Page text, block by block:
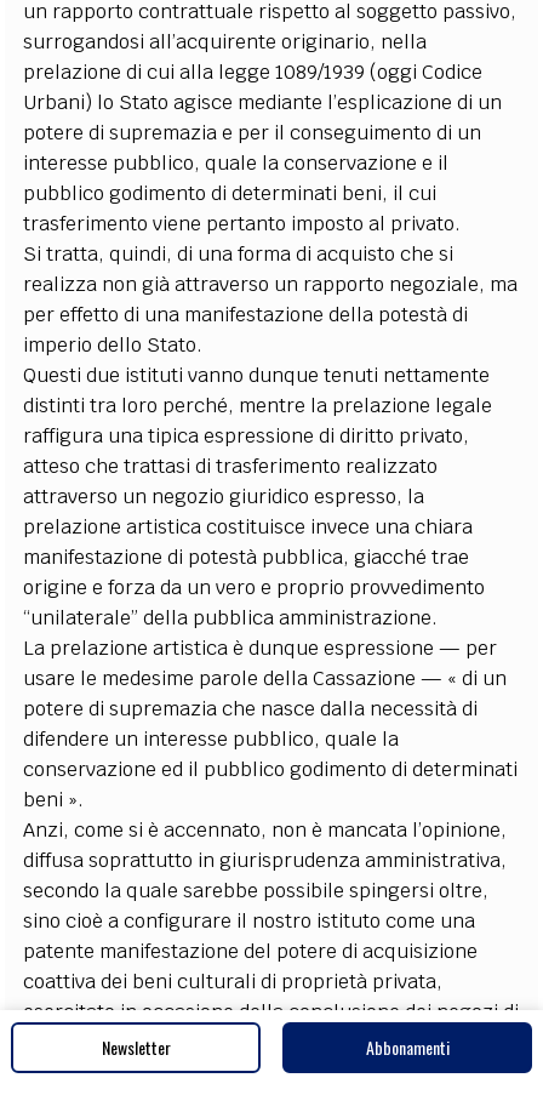
un rapporto contrattuale rispetto al soggetto passivo,
surrogandosi all’acquirente originario, nella
prelazione di cui alla legge 1089/1939 (oggi Codice
Urbani) lo Stato agisce mediante l’esplicazione di un
potere di supremazia e per il conseguimento di un
interesse pubblico, quale la conservazione e il
pubblico godimento di determinati beni, il cui
trasferimento viene pertanto imposto al privato.
Si tratta, quindi, di una forma di acquisto che si
realizza non già attraverso un rapporto negoziale, ma
per effetto di una manifestazione della potestà di
imperio dello Stato.
Questi due istituti vanno dunque tenuti nettamente
distinti tra loro perché, mentre la prelazione legale
raffigura una tipica espressione di diritto privato,
atteso che trattasi di trasferimento realizzato
attraverso un negozio giuridico espresso, la
prelazione artistica costituisce invece una chiara
manifestazione di potestà pubblica, giacché trae
origine e forza da un vero e proprio provvedimento
“unilaterale” della pubblica amministrazione.
La prelazione artistica è dunque espressione — per
usare le medesime parole della Cassazione — « di un
potere di supremazia che nasce dalla necessità di
difendere un interesse pubblico, quale la
conservazione ed il pubblico godimento di determinati
beni ».
Anzi, come si è accennato, non è mancata l’opinione,
diffusa soprattutto in giurisprudenza amministrativa,
secondo la quale sarebbe possibile spingersi oltre,
sino cioè a configurare il nostro istituto come una
patente manifestazione del potere di acquisizione
coattiva dei beni culturali di proprietà privata,
esercitato in occasione della conclusione dei negozi di
trasferimento, tanto da ascrivere il provvedimento c.d.
prelazionario, a pieno titolo, nel novero degli atti
Newsletter Abbonamenti